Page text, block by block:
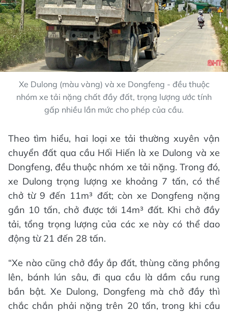
Xe Dulong (màu vàng) và xe Dongfeng - đều thuộc
nhóm xe tải nặng chất đầy đất, trọng lượng ước tính
gấp nhiều lần mức cho phép của cầu.
Theo tìm hiểu, hai loại xe tải thường xuyên vận
chuyển đất qua cầu Hối Hiến là xe Dulong và xe
Dongfeng, đều thuộc nhóm xe tải nặng. Trong đó,
xe Dulong trọng lượng xe khoảng 7 tấn, có thể
chở từ 9 đến 11m³ đất; còn xe Dongfeng nặng
gần 10 tấn, chở được tới 14m³ đất. Khi chở đầy
tải, tổng trọng lượng của các xe này có thể dao
động từ 21 đến 28 tấn.
“Xe nào cũng chở đầy ắp đất, thùng căng phồng
lên, bánh lún sâu, đi qua cầu là dầm cầu rung
bần bật. Xe Dulong, Dongfeng mà chở đầy thì
chắc chắn phải nặng trên 20 tấn, trong khi cầu